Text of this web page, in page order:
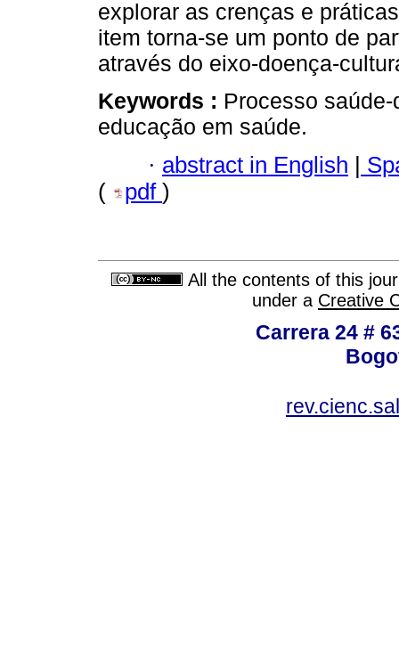
explorar as crenças e
item torna-se um ponto de
através do eixo-doença-
Keywords : Processo
educação em saúde.
· abstract in English |
(
pdf )
All the contents of this
under a Creative
Carrera 24 #